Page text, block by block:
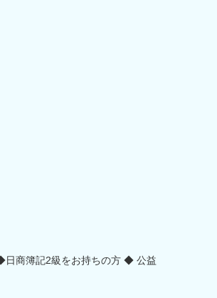
商簿記2級をお持ちの方 ◆ 公益